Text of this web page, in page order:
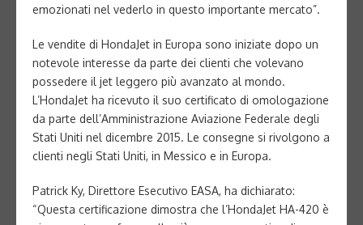
emozionati nel vederlo in questo importante mercato”.
Le vendite di HondaJet in Europa sono iniziate dopo un
notevole interesse da parte dei clienti che volevano
possedere il jet leggero più avanzato al mondo.
L’HondaJet ha ricevuto il suo certificato di omologazione
da parte dell’Amministrazione Aviazione Federale degli
Stati Uniti nel dicembre 2015. Le consegne si rivolgono a
clienti negli Stati Uniti, in Messico e in Europa.
Patrick Ky, Direttore Esecutivo EASA, ha dichiarato:
“Questa certificazione dimostra che l’HondaJet HA-420 è